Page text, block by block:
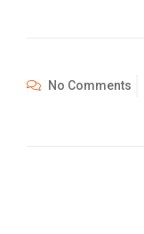
No Comments